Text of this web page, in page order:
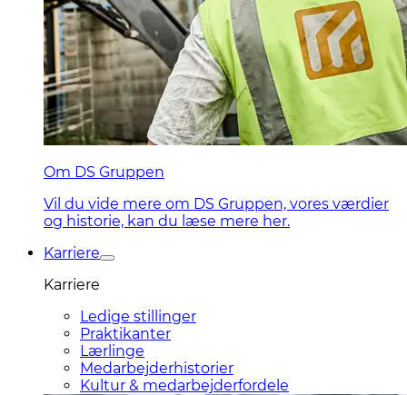
Om DS Gruppen
Vil du vide mere om DS Gruppen, vores værdier
og historie, kan du læse mere her.
Karriere
Karriere
Ledige stillinger
Praktikanter
Lærlinge
Medarbejderhistorier
Kultur & medarbejderfordele